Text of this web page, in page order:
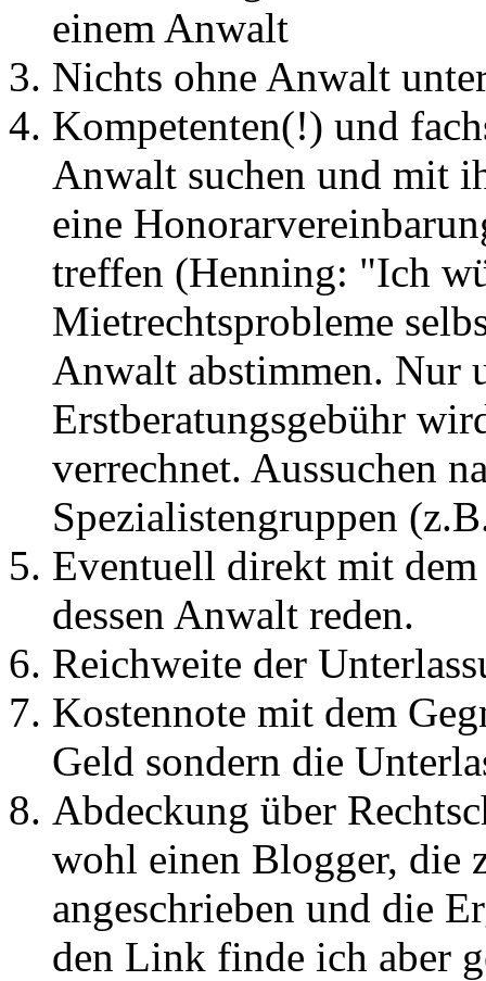
einem Anwalt
Nichts ohne Anwalt
Kompetenten(!) und
Anwalt suchen und mit
eine
treffen (Henning: "Ich
Mietrechtsprobleme
Anwalt abstimmen. Nur
Erstberatungsgebühr
verrechnet. Aussuchen
Spezialistengruppen
Eventuell direkt mit
dessen Anwalt reden.
Reichweite der
Kostennote mit dem
Geld sondern die
Abdeckung über
wohl einen Blogger, die
angeschrieben und die
den Link finde ich aber